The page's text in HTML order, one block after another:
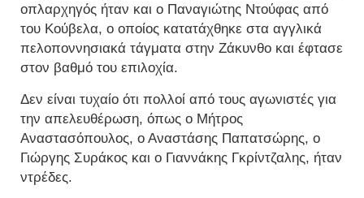
οπλαρχηγός ήταν και ο Παναγιώτης Ντούφας από
του Κούβελα, ο οποίος κατατάχθηκε στα αγγλικά
πελοποννησιακά τάγματα στην Ζάκυνθο και έφτασε
στον βαθμό του επιλοχία.
Δεν είναι τυχαίο ότι πολλοί από τους αγωνιστές για
την απελευθέρωση, όπως ο Μήτρος
Αναστασόπουλος, ο Αναστάσης Παπατσώρης, ο
Γιώργης Συράκος και ο Γιαννάκης Γκρίντζαλης, ήταν
ντρέδες.